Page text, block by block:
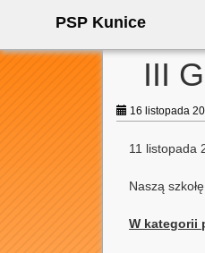
PSP Kunice
III
16 listopada
11 listopada
Naszą
W kategorii